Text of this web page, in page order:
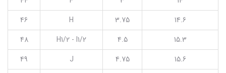
14.6
3.75
H
46
15.3
4.5
H1/2 - I1/2
48
15.6
4.75
J
49